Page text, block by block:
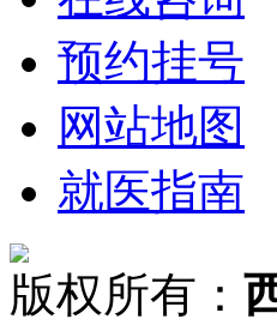
预约挂号
网站地图
就医指南
版权所有：